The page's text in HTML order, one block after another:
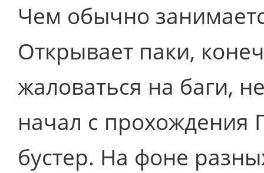
Чем обычно
Открывает паки,
жаловаться на баги,
начал с прохождения
бустер. На фоне